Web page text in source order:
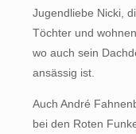
Jugendliebe Nicki,
Töchter und
wo auch sein
ansässig ist.
Auch André
bei den Roten